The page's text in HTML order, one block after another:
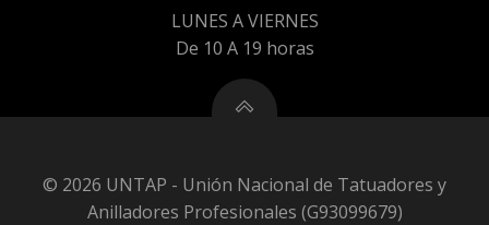
LUNES A VIERNES
De 10 A 19 horas
© 2026 UNTAP - Unión Nacional de Tatuadores y
Anilladores Profesionales (G93099679)